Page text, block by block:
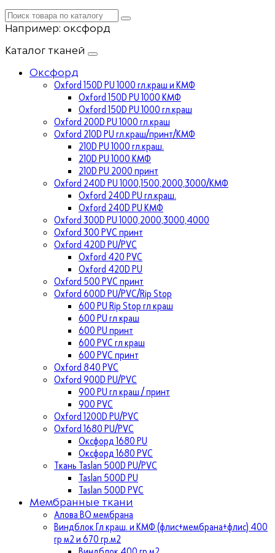
Например: оксфорд
Каталог тканей
Оксфорд
Oxford 150D PU 1000 гл.краш и КМФ
Oxford 150D PU 1000 КМФ
Oxford 150D PU 1000 гл.краш
Oxford 200D PU 1000 гл.краш
Oxford 210D PU гл.краш/принт/КМФ
210D PU 1000 гл.краш.
210D PU 1000 КМФ
210D PU 2000 принт
Oxford 240D PU 1000,1500,2000,3000/КМФ
Oxford 240D PU гл.краш.
Oxford 240D PU КМФ
Oxford 300D PU 1000,2000,3000,4000
Oxford 300 PVC принт
Oxford 420D PU/PVC
Oxford 420 PVC
Oxford 420D PU
Oxford 500 PVC принт
Oxford 600D PU/PVC/Rip Stop
600 PU Rip Stop гл краш
600 PU гл краш
600 PU принт
600 PVC гл краш
600 PVC принт
Oxford 840 PVC
Oxford 900D PU/PVC
900 PU гл краш / принт
900 PVC
Oxford 1200D PU/PVC
Oxford 1680 PU/PVC
Оксфорд 1680 PU
Оксфорд 1680 PVC
Ткань Taslan 500D PU/PVC
Taslan 500D PU
Taslan 500D PVC
Мембранные ткани
Алова ВО мембрана
Виндблок Гл краш. и КМФ (флис+мембрана+флис) 400
гр м2 и 670 гр.м2